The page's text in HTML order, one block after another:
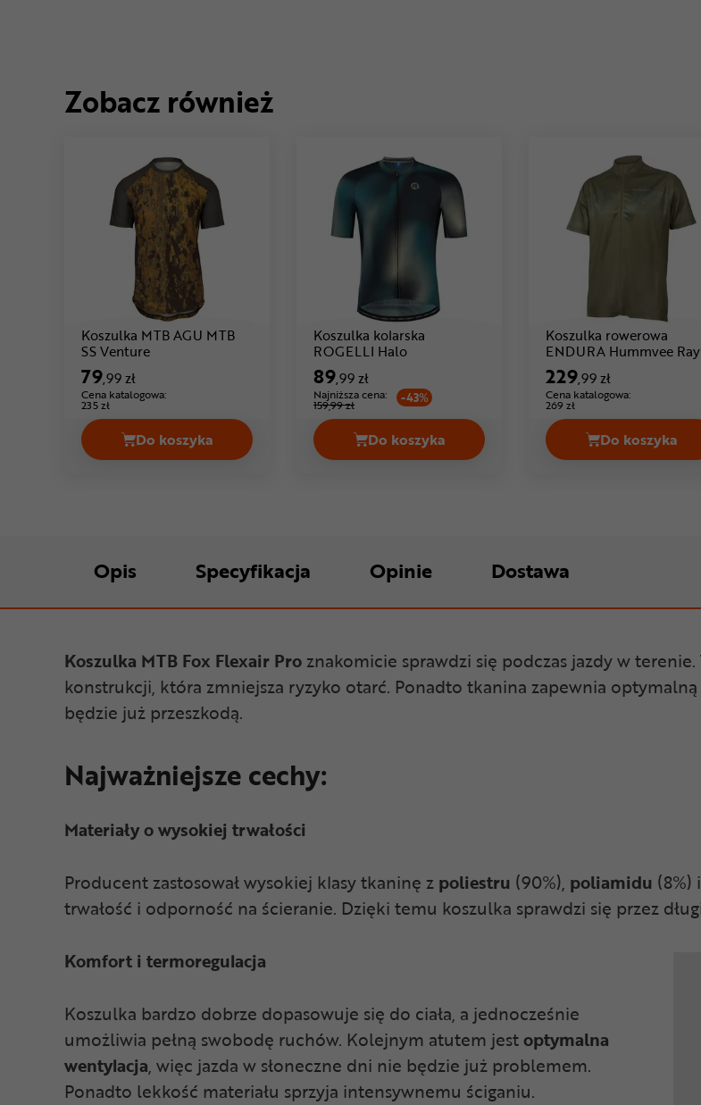
Zobacz również
Koszulka MTB AGU MTB
SS VentureCena: 79 ,99 zł
79,99 zł
Cena katalogowa:
235 zł
Do koszyka
Koszulka MTB AGU MTB SS Venture Cena 79,99 zł
Koszulka kolarska
ROGELLI HaloCena: 89 ,99 zł
89,99 zł
Najniższa cena:
159,99 zł -43%
Do koszyka
Koszulka kolarska ROGELLI Halo Cena
Koszulka rowerowa
ENDURA Hummvee
229,99 zł
Cena katalogowa:
269 zł
Do koszyka
Koszulka
Opis Specyfikacja Opinie Dostawa
Koszulka MTB Fox Flexair Pro znakomicie sprawdzi się podczas jazdy w
konstrukcji, która zmniejsza ryzyko otarć. Ponadto tkanina zapewnia
będzie już przeszkodą.
Najważniejsze cechy:
Materiały o wysokiej trwałości
Producent zastosował wysokiej klasy tkaninę z poliestru (90%), poliamidu (8%) i
trwałość i odporność na ścieranie. Dzięki temu koszulka sprawdzi się przez
Komfort i termoregulacja
Koszulka bardzo dobrze dopasowuje się do ciała, a jednocześnie
umożliwia pełną swobodę ruchów. Kolejnym atutem jestoptymalna
wentylacja, więc jazda w słoneczne dni nie będzie już problemem.
Ponadto lekkość materiału sprzyja intensywnemu ściganiu.